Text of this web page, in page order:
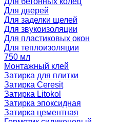
Для дверей
Для заделки щелей
Для звукоизоляции
Для пластиковых окон
Для теплоизоляции
750 мл
Монтажный клей
Затирка для плитки
Затирка Ceresit
Затирка Litokol
Затирка эпоксидная
Затирка цементная